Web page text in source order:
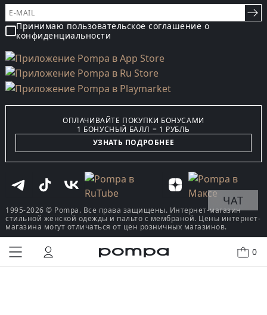
0
КУПИТЬ В ОДИН КЛИК
Принимаю пользовательское соглашение о
конфиденциальности
ОПЛАЧИВАЙТЕ ПОКУПКИ БОНУСАМИ
1 БОНУСНЫЙ БАЛЛ = 1 РУБЛЬ
УЗНАТЬ ПОДРОБНЕЕ
1995-2026 © Pompa. Все права защищены. Интернет-магазин
стильной женской одежды и пальто с мембраной. Цены интернет-
магазина могут отличаться от цен розничных магазинов.
ЧАТ